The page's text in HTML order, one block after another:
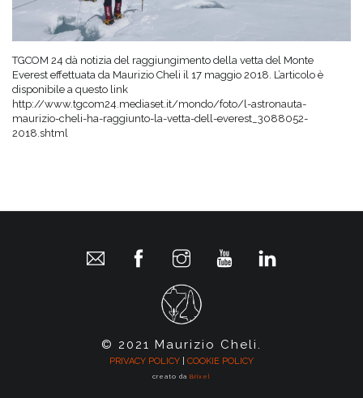
TGCOM 24 dà notizia del raggiungimento della vetta del Monte
Everest effettuata da Maurizio Cheli il 17 maggio 2018. L’articolo è
disponibile a questo link
http://www.tgcom24.mediaset.it/mondo/foto/l-astronauta-
maurizio-cheli-ha-raggiunto-la-vetta-dell-everest_3088052-
2018.shtml
© 2021 Maurizio Cheli.
PRIVACY POLICY COOKIE POLICY
creato da Brixel